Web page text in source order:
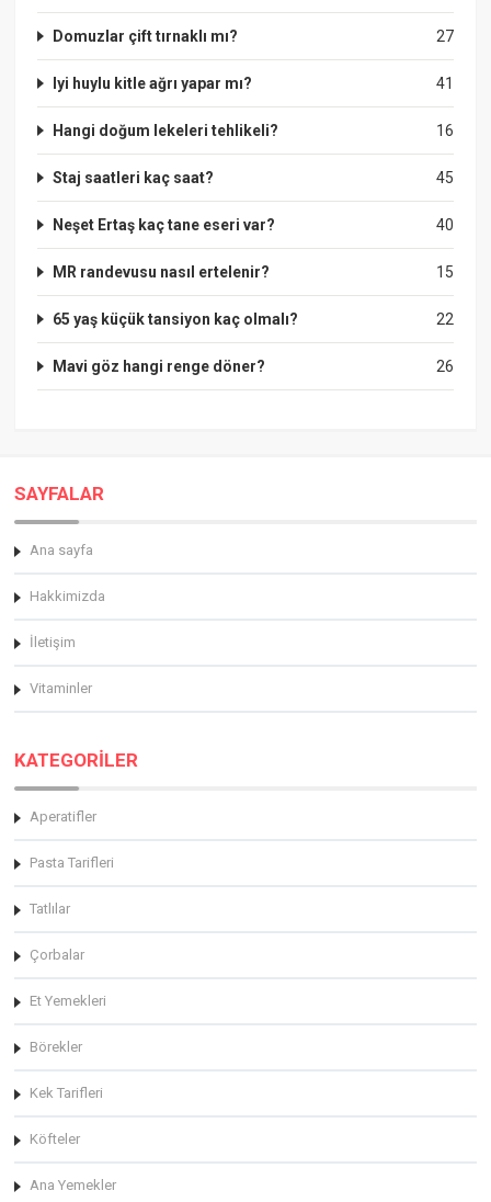
27
Domuzlar çift tırnaklı mı?
41
Iyi huylu kitle ağrı yapar mı?
16
Hangi doğum lekeleri tehlikeli?
45
Staj saatleri kaç saat?
40
Neşet Ertaş kaç tane eseri var?
15
MR randevusu nasıl ertelenir?
22
65 yaş küçük tansiyon kaç olmalı?
26
Mavi göz hangi renge döner?
SAYFALAR
Ana sayfa
Hakkimizda
İletişim
Vitaminler
KATEGORİLER
Aperatifler
Pasta Tarifleri
Tatlılar
Çorbalar
Et Yemekleri
Börekler
Kek Tarifleri
Köfteler
Ana Yemekler